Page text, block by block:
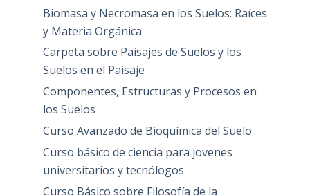
Biomasa y Necromasa en los Suelos: Raíces
y Materia Orgánica
Carpeta sobre Paisajes de Suelos y los
Suelos en el Paisaje
Componentes, Estructuras y Procesos en
los Suelos
Curso Avanzado de Bioquímica del Suelo
Curso básico de ciencia para jovenes
universitarios y tecnólogos
Curso Básico sobre Filosofía de la